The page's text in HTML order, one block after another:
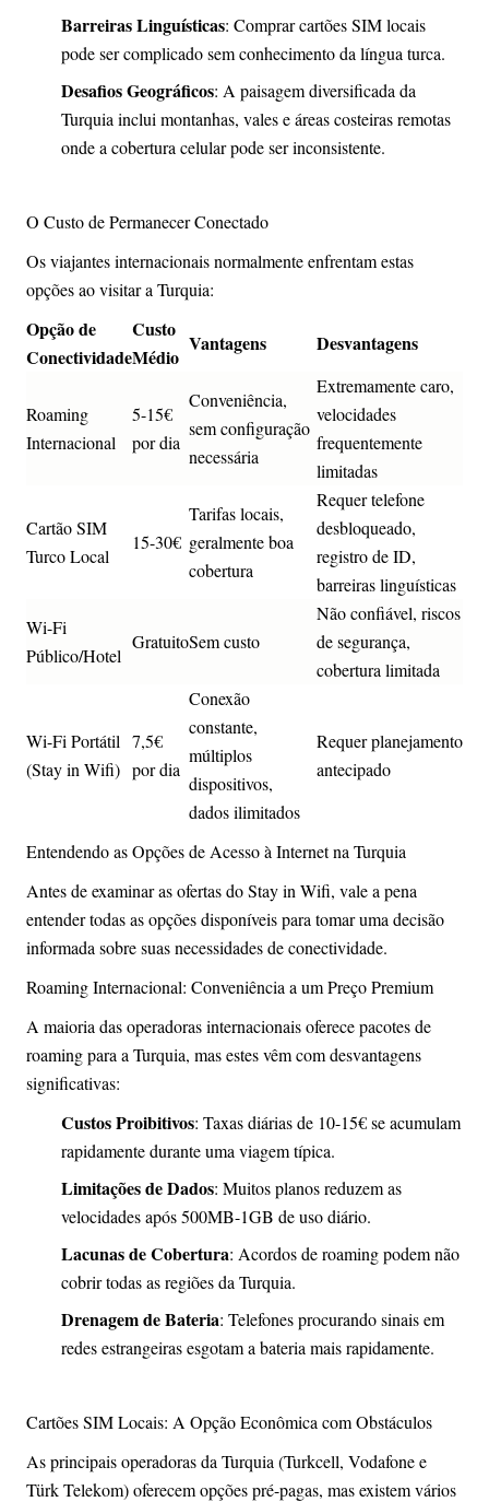
Barreiras Linguísticas: Comprar cartões SIM locais
pode ser complicado sem conhecimento da língua turca.
Desafios Geográficos: A paisagem diversificada da
Turquia inclui montanhas, vales e áreas costeiras remotas
onde a cobertura celular pode ser inconsistente.
O Custo de Permanecer Conectado
Os viajantes internacionais normalmente enfrentam estas
opções ao visitar a Turquia:
Opção de
Conectividade
Custo
Médio
Vantagens Desvantagens
Roaming
Internacional
5-15€
por dia
Conveniência,
sem configuração
necessária
Extremamente caro,
velocidades
frequentemente
limitadas
Cartão SIM
Turco Local
15-30€
Tarifas locais,
geralmente boa
cobertura
Requer telefone
desbloqueado,
registro de ID,
barreiras linguísticas
Wi-Fi
Público/Hotel
GratuitoSem custo
Não confiável, riscos
de segurança,
cobertura limitada
Wi-Fi Portátil
(Stay in Wifi)
7,5€
por dia
Conexão
constante,
múltiplos
dispositivos,
dados ilimitados
Requer planejamento
antecipado
Entendendo as Opções de Acesso à Internet na Turquia
Antes de examinar as ofertas do Stay in Wifi, vale a pena
entender todas as opções disponíveis para tomar uma decisão
informada sobre suas necessidades de conectividade.
Roaming Internacional: Conveniência a um Preço Premium
A maioria das operadoras internacionais oferece pacotes de
roaming para a Turquia, mas estes vêm com desvantagens
significativas:
Custos Proibitivos: Taxas diárias de 10-15€ se acumulam
rapidamente durante uma viagem típica.
Limitações de Dados: Muitos planos reduzem as
velocidades após 500MB-1GB de uso diário.
Lacunas de Cobertura: Acordos de roaming podem não
cobrir todas as regiões da Turquia.
Drenagem de Bateria: Telefones procurando sinais em
redes estrangeiras esgotam a bateria mais rapidamente.
Cartões SIM Locais: A Opção Econômica com Obstáculos
As principais operadoras da Turquia (Turkcell, Vodafone e
Türk Telekom) oferecem opções pré-pagas, mas existem vários